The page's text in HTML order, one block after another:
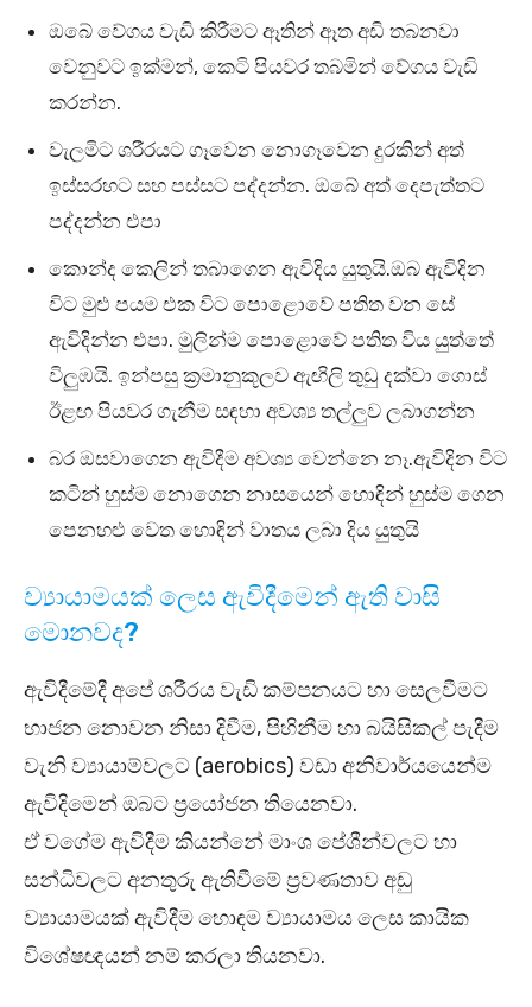
ඔබේ වේගය වැඩි කිරීමට ඈතින් ඈත අඩි තබනවා
වෙනුවට ඉක්මන්, කෙටි පියවර තබමින් වේගය වැඩි
කරන්න.
වැලමිට ශරීරයට ගෑවෙන නොගෑවෙන දුරකින් අත්
ඉස්සරහට සහ පස්සට පද්දන්න. ඔබේ අත් දෙපැත්තට
පද්දන්න එපා
කොන්ද කෙලින් තබාගෙන ඇවිදිය යුතුයි.ඔබ ඇවිදින
විට මුළු පයම එක විට පොළොවේ පතිත වන සේ
ඇවිදින්න එපා. මුලින්ම පොළොවේ පතිත විය යුත්තේ
විලුඹයි. ඉන්පසු ක්‍රමානුකූලව ඇඟිලි තුඩු දක්වා ගොස්
ඊළඟ පියවර ගැනීම සඳහා අවශ්‍ය තල්ලුව ලබාගන්න
බර ඔසවාගෙන ඇවිදීම අවශ්‍ය වෙන්නෙ නෑ.ඇවිදින විට
කටින් හුස්ම නොගෙන නාසයෙන් හොඳින් හුස්ම ගෙන
පෙනහළු වෙත හොඳින් වාතය ලබා දිය යුතුයි
ව්‍යායාමයක් ලෙස ඇවිදීමෙන් ඇති වාසි
මොනවද?
ඇවිදීමේදී අපේ ශරීරය වැඩි කම්පනයට හා සෙලවීමට
භාජන නොවන නිසා දිවීම, පිහිනීම හා බයිසිකල් පැදීම
වැනි ව්‍යායාම්වලට (aerobics) වඩා අනිවාර්යයෙන්ම
ඇවිදිමෙන් ඔබට ප්‍රයෝජන තියෙනවා.
ඒ වගේම ඇවිදීම කියන්නේ මාංශ පේශීන්වලට හා
සන්ධිවලට අනතුරු ඇතිවීමේ ප්‍රවණතාව අඩු
ව්‍යායාමයක් ඇවිදීම හොඳම ව්‍යායාමය ලෙස කායික
විශේෂඥයන් නම් කරලා තියනවා.